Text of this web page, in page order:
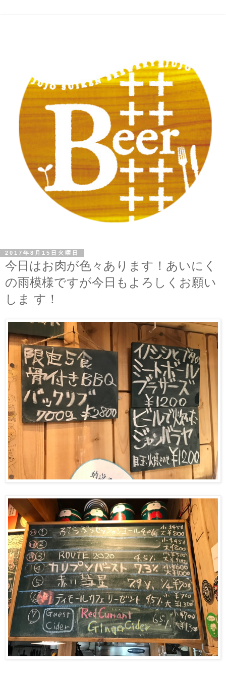
2017年8月15日火曜日
今日はお肉が色々あります！あいにく
の雨模様ですが今日もよろしくお願い
しま す！